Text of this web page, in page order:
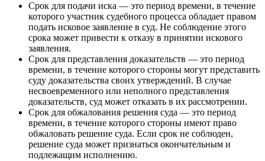
Срок для подачи иска — это период времени, в течение
которого участник судебного процесса обладает правом
подать исковое заявление в суд. Не соблюдение этого
срока может привести к отказу в принятии искового
заявления.
Срок для представления доказательств — это период
времени, в течение которого стороны могут представить
суду доказательства своих утверждений. В случае
несвоевременного или неполного представления
доказательств, суд может отказать в их рассмотрении.
Срок для обжалования решения суда — это период
времени, в течение которого стороны имеют право
обжаловать решение суда. Если срок не соблюден,
решение суда может признаться окончательным и
подлежащим исполнению.